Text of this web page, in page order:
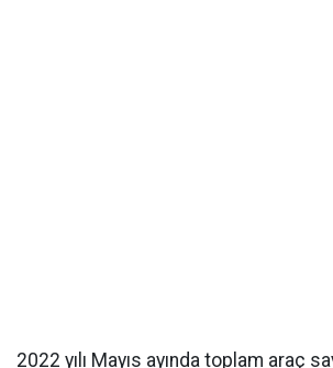
2022 yılı Mayıs ayında toplam araç